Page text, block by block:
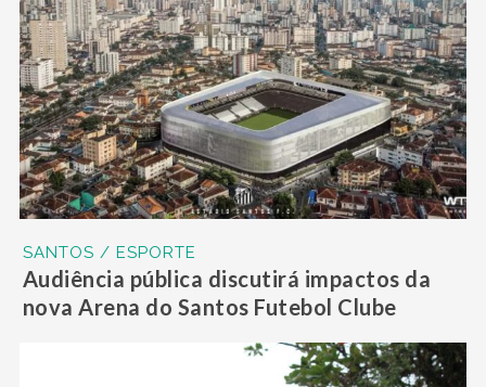
SANTOS / ESPORTE
Audiência pública discutirá impactos da
nova Arena do Santos Futebol Clube